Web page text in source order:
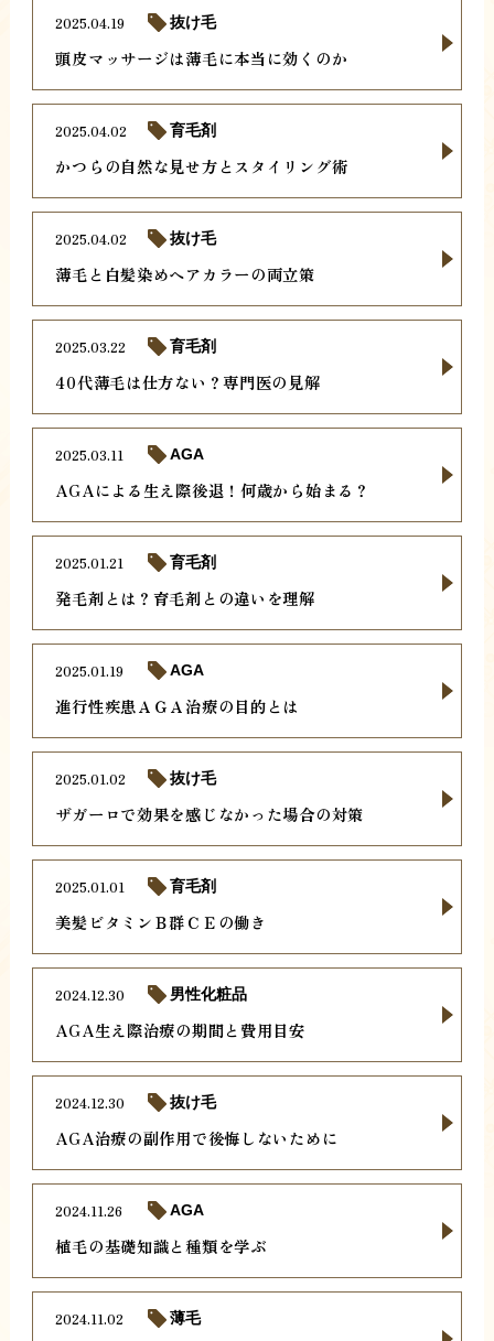
頭皮マッサージは薄毛に本当に効くのか
2025.04.19 抜け毛
かつらの自然な見せ方とスタイリング術
2025.04.02 育毛剤
薄毛と白髪染めヘアカラーの両立策
2025.04.02 抜け毛
40代薄毛は仕方ない？専門医の見解
2025.03.22 育毛剤
AGAによる生え際後退！何歳から始まる？
2025.03.11 AGA
発毛剤とは？育毛剤との違いを理解
2025.01.21 育毛剤
進行性疾患ＡＧＡ治療の目的とは
2025.01.19 AGA
ザガーロで効果を感じなかった場合の対策
2025.01.02 抜け毛
美髪ビタミンＢ群ＣＥの働き
2025.01.01 育毛剤
AGA生え際治療の期間と費用目安
2024.12.30 男性化粧品
AGA治療の副作用で後悔しないために
2024.12.30 抜け毛
植毛の基礎知識と種類を学ぶ
2024.11.26 AGA
2024.11.02 薄毛